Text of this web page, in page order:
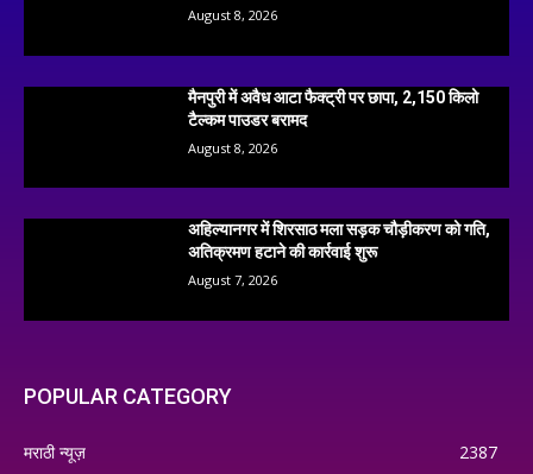
August 8, 2026
मैनपुरी में अवैध आटा फैक्ट्री पर छापा, 2,150 किलो
टैल्कम पाउडर बरामद
August 8, 2026
अहिल्यानगर में शिरसाठ मला सड़क चौड़ीकरण को गति,
अतिक्रमण हटाने की कार्रवाई शुरू
August 7, 2026
POPULAR CATEGORY
मराठी न्यूज़
2387